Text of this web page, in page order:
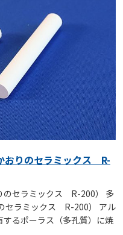
おりのセラミックス R-
のセラミックス R-200） 多
セラミックス R-200） アル
るポーラス（多孔質）に焼